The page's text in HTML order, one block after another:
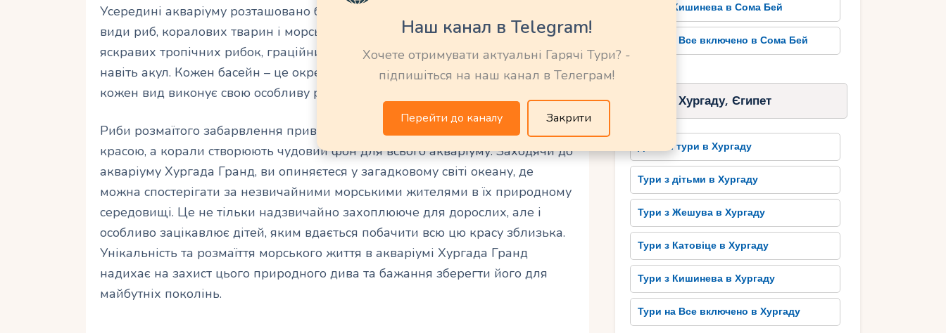
Усередині акваріуму розташовано безліч басейнів, в яких мешкають різні
види риб, коралових тварин і морських безхребетних. Тут можна зустріти
яскравих тропічних рибок, граційних морських коників, величезних скатів і
навіть акул. Кожен басейн – це окремий світ з унікальною екосистемою, де
кожен вид виконує свою особливу роль.
Риби розмаїтого забарвлення привертають увагу і захоплюють своєю
красою, а корали створюють чудовий фон для всього акваріуму. Заходячи до
акваріуму Хургада Гранд, ви опиняєтеся у загадковому світі океану, де
можна спостерігати за незвичайними морськими жителями в їх природному
середовищі. Це не тільки надзвичайно захоплююче для дорослих, але і
особливо зацікавлює дітей, яким вдається побачити всю цю красу зблизька.
Унікальність та розмаїття морського життя в акваріумі Хургада Гранд
надихає на захист цього природного дива та бажання зберегти його для
майбутніх поколінь.
Тури з Кишинева в Сома Бей
Тури на Все включено в Сома Бей
Тури в Хургаду, Єгипет
Дешеві тури в Хургаду
Тури з дітьми в Хургаду
Тури з Жешува в Хургаду
Тури з Катовіце в Хургаду
Тури з Кишинева в Хургаду
Тури на Все включено в Хургаду
Наш канал в Telegram!
Хочете отримувати актуальні Гарячі Тури? -
підпишіться на наш канал в Телеграм!
Перейти до каналу Закрити